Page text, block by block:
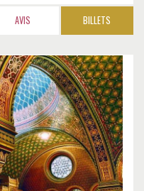
AVIS BILLETS